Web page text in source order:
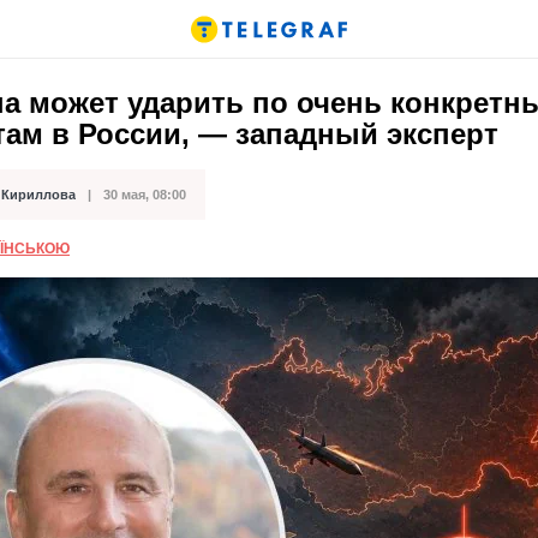
может ударить по очень
в России, — западный эксперт
30 мая, 08:00